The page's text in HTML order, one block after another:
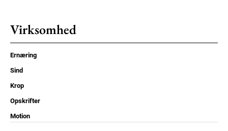
Virksomhed
Ernæring
Sind
Krop
Opskrifter
Motion